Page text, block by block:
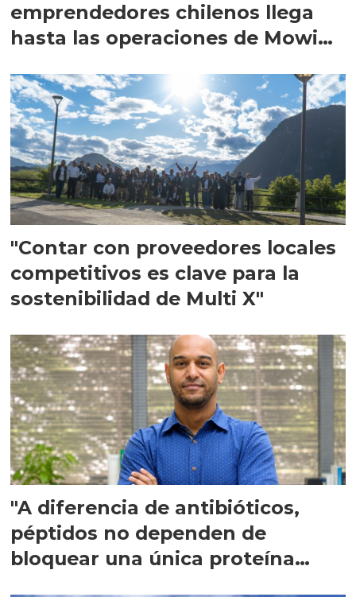
emprendedores chilenos llega
hasta las operaciones de Mowi
"Contar con proveedores locales
competitivos es clave para la
sostenibilidad de Multi X"
"A diferencia de antibióticos,
péptidos no dependen de
bloquear una única proteína